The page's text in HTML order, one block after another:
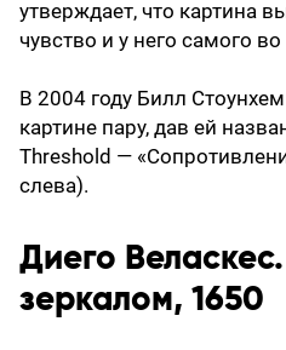
утверждает, что картина
чувство и у него самого
В 2004 году Билл
картине пару, дав ей
Threshold —
слева).
Диего
зеркалом, 1650